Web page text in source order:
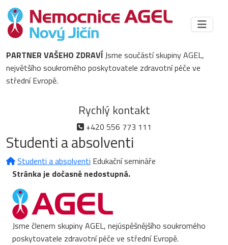
PARTNER VAŠEHO ZDRAVÍJsme součástí skupiny AGEL,
největšího soukromého poskytovatele zdravotní péče ve
střední Evropě.
Rychlý kontakt
+420 556 773 111
Studenti a absolventi
Studenti a absolventi Edukační semináře
Stránka je dočasně nedostupná.
Jsme členem skupiny AGEL, nejúspěšnějšího soukromého
poskytovatele zdravotní péče ve střední Evropě.